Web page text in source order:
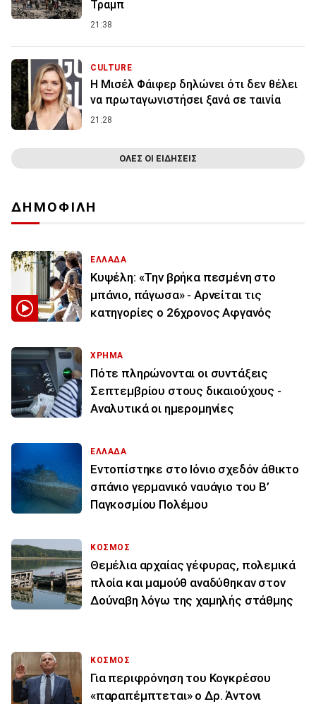
Τραμπ
21:38
CULTURE
Η Μισέλ Φάιφερ δηλώνει ότι δεν θέλει
να πρωταγωνιστήσει ξανά σε ταινία
21:28
ΟΛΕΣ ΟΙ ΕΙΔΗΣΕΙΣ
ΔΗΜΟΦΙΛΗ
ΕΛΛΑΔΑ
Κυψέλη: «Την βρήκα πεσμένη στο
μπάνιο, πάγωσα» - Αρνείται τις
κατηγορίες ο 26χρονος Αφγανός
ΧΡΗΜΑ
Πότε πληρώνονται οι συντάξεις
Σεπτεμβρίου στους δικαιούχους -
Αναλυτικά οι ημερομηνίες
ΕΛΛΑΔΑ
Εντοπίστηκε στο Ιόνιο σχεδόν άθικτο
σπάνιο γερμανικό ναυάγιο του Β’
Παγκοσμίου Πολέμου
ΚΟΣΜΟΣ
Θεμέλια αρχαίας γέφυρας, πολεμικά
πλοία και μαμούθ αναδύθηκαν στον
Δούναβη λόγω της χαμηλής στάθμης
ΚΟΣΜΟΣ
Για περιφρόνηση του Κογκρέσου
«παραπέμπτεται» ο Δρ. Άντονι